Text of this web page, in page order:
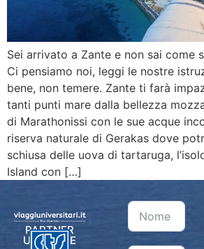
Sei arrivato a Zante e non sai come
Ci pensiamo noi, leggi le nostre
bene, non temere. Zante ti farà
tanti punti mare dalla bellezza
di Marathonissi con le sue acque
riserva naturale di Gerakas dove
schiusa delle uova di tartaruga,
Island con […]
PARTNER
UFFICIALE